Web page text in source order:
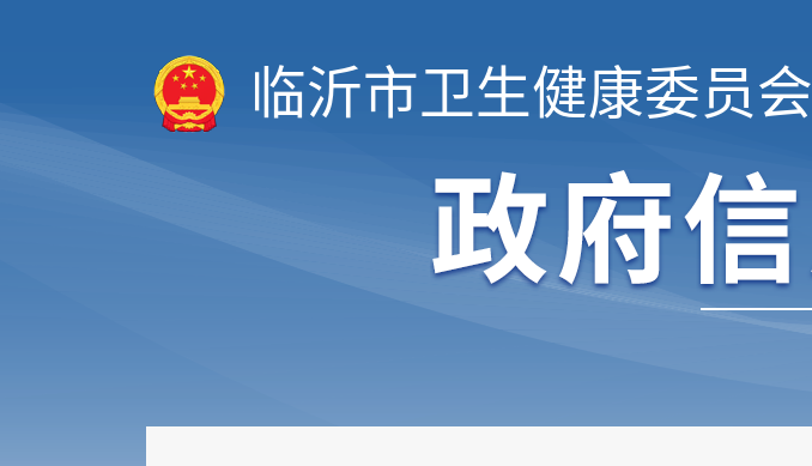
临沂市卫生健康委员会